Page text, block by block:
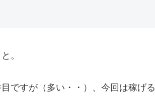
。
ですが（多い・・）、今回は稼げる